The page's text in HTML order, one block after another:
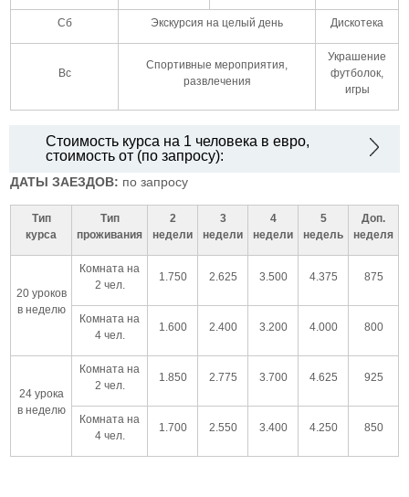
Сб Экскурсия на целый день Дискотека
Вс
Спортивные мероприятия,
развлечения
Украшение
футболок,
игры
Стоимость курса на 1 человека в евро,
стоимость от (по запросу):
ДАТЫ ЗАЕЗДОВ: по запросу
Тип
курса
Тип
проживания
2
недели
3
недели
4
недели
5
недель
Доп.
неделя
20 уроков
в неделю
Комната на
2 чел.
1.750 2.625 3.500 4.375 875
Комната на
4 чел.
1.600 2.400 3.200 4.000 800
24 урока
в неделю
Комната на
2 чел.
1.850 2.775 3.700 4.625 925
Комната на
4 чел.
1.700 2.550 3.400 4.250 850